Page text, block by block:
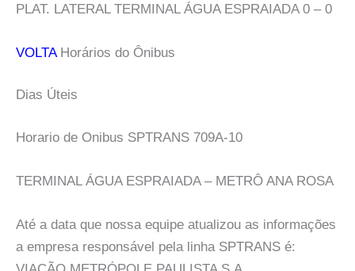
PLAT. LATERAL TERMINAL ÁGUA ESPRAIADA 0 – 0
VOLTAHorários do Ônibus
Dias Úteis
Horario de Onibus SPTRANS 709A-10
TERMINAL ÁGUA ESPRAIADA – METRÔ ANA ROSA
Até a data que nossa equipe atualizou as informações
a empresa responsável pela linha SPTRANS é: